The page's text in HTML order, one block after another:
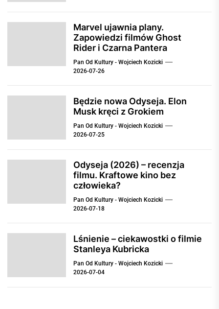
Marvel ujawnia plany.
Zapowiedzi filmów Ghost
Rider i Czarna Pantera
Pan Od Kultury - Wojciech Kozicki
2026-07-26
Będzie nowa Odyseja. Elon
Musk kręci z Grokiem
Pan Od Kultury - Wojciech Kozicki
2026-07-25
Odyseja (2026) – recenzja
filmu. Kraftowe kino bez
człowieka?
Pan Od Kultury - Wojciech Kozicki
2026-07-18
Lśnienie – ciekawostki o filmie
Stanleya Kubricka
Pan Od Kultury - Wojciech Kozicki
2026-07-04